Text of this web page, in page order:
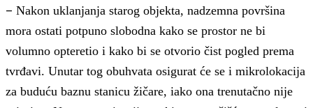
– Nakon uklanjanja starog objekta, nadzemna površina
mora ostati potpuno slobodna kako se prostor ne bi
volumno opteretio i kako bi se otvorio čist pogled prema
tvrđavi. Unutar tog obuhvata osigurat će se i mikrolokacija
za buduću baznu stanicu žičare, iako ona trenutačno nije